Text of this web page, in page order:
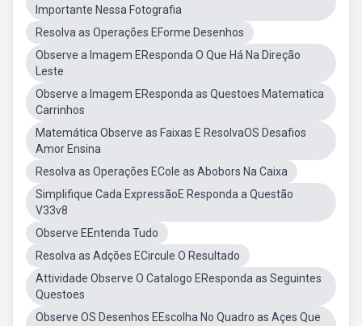
Importante Nessa Fotografia
Resolva as Operações EForme Desenhos
Observe a Imagem EResponda O Que Há Na Direção
Leste
Observe a Imagem EResponda as Questoes Matematica
Carrinhos
Matemática Observe as Faixas E ResolvaOS Desafios
Amor Ensina
Resolva as Operações ECole as Abobors Na Caixa
Simplifique Cada ExpressãoE Responda a Questão
V33v8
Observe EEntenda Tudo
Resolva as Adções ECircule O Resultado
Attividade Observe O Catalogo EResponda as Seguintes
Questoes
Observe OS Desenhos EEscolha No Quadro as Açes Que